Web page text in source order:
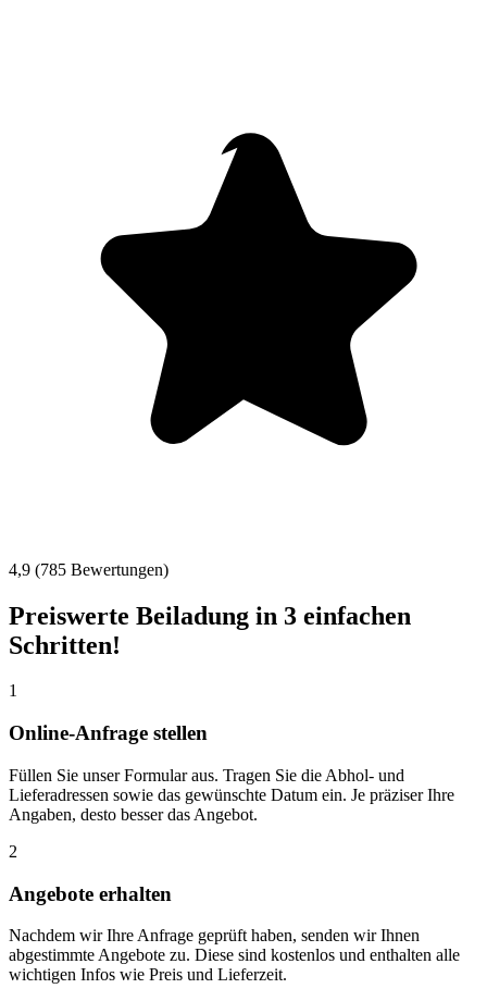
4,9 (785 Bewertungen)
Preiswerte Beiladung in 3 einfachen
Schritten!
1
Online-Anfrage stellen
Füllen Sie unser Formular aus. Tragen Sie die Abhol- und
Lieferadressen sowie das gewünschte Datum ein. Je präziser Ihre
Angaben, desto besser das Angebot.
2
Angebote erhalten
Nachdem wir Ihre Anfrage geprüft haben, senden wir Ihnen
abgestimmte Angebote zu. Diese sind kostenlos und enthalten alle
wichtigen Infos wie Preis und Lieferzeit.